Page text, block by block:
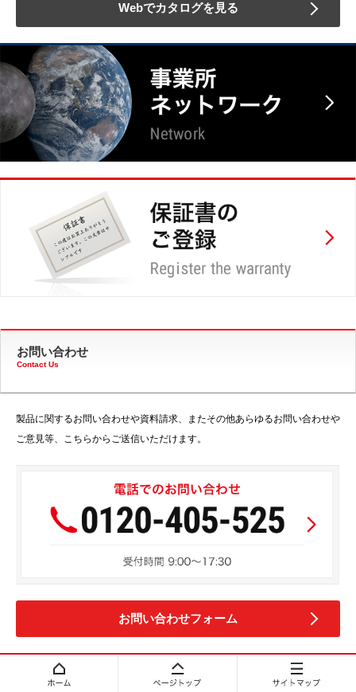
Webでカタログを見る
お問い合わせ
Contact Us
製品に関するお問い合わせや資料請求、またその他あらゆるお問い合わせや
ご意見等、こちらからご送信いただけます。
お問い合わせフォーム